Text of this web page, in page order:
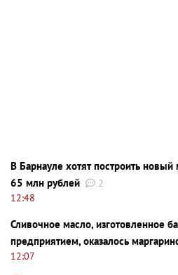
В Барнауле хотят построить новый
65 млн рублей
2
12:48
Сливочное масло, изготовленное
предприятием, оказалось
12:07